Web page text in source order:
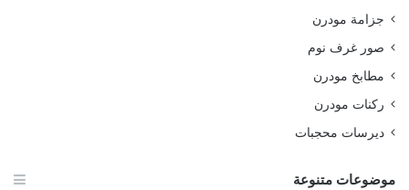
جزامة مودرن
صور غرف نوم
مطابخ مودرن
ركنات مودرن
ديرسات محجبات
موضوعات متنوعة